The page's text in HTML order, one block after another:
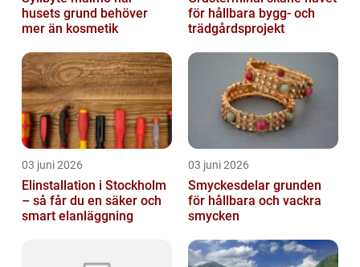
husets grund behöver
mer än kosmetik
för hållbara bygg- och
trädgårdsprojekt
03 juni 2026
Elinstallation i Stockholm
– så får du en säker och
smart elanläggning
03 juni 2026
Smyckesdelar grunden
för hållbara och vackra
smycken